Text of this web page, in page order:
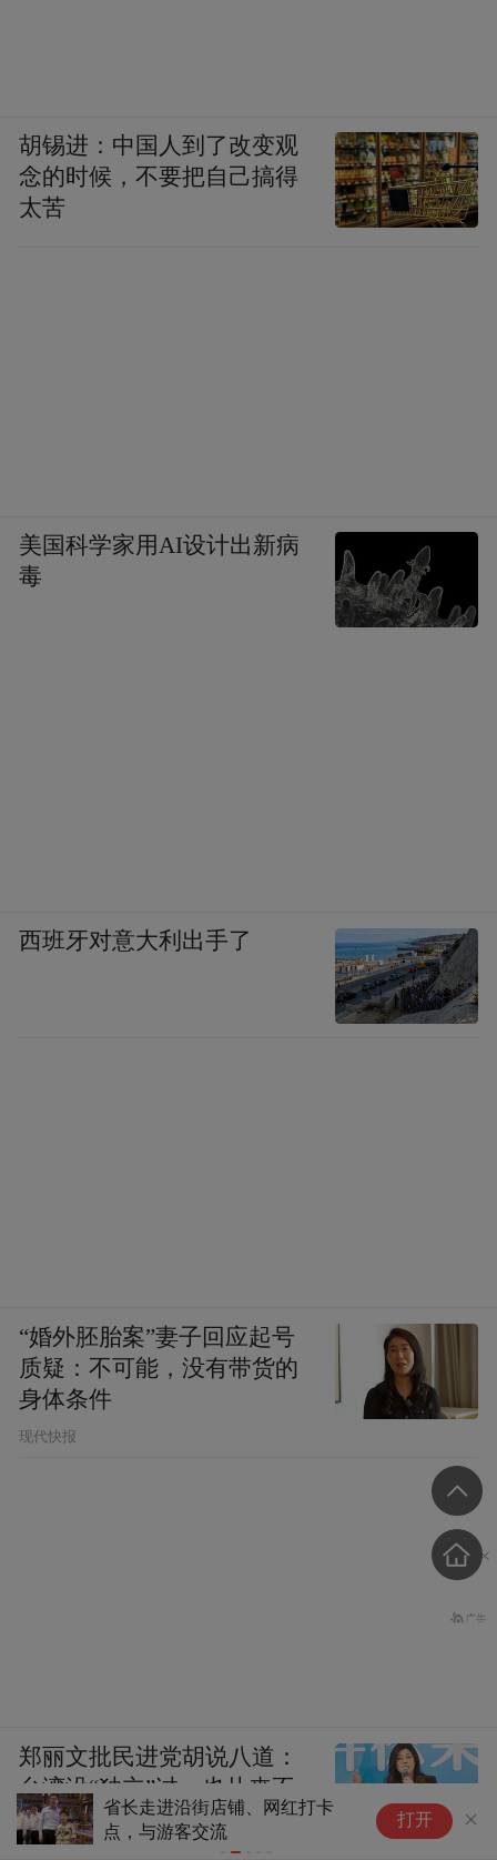
暑期文旅市场稳中有进 沉浸式体验成消费
新趋势
打开
胡锡进：中国人到了改变观
念的时候，不要把自己搞得
太苦
美国科学家用AI设计出新病
毒
西班牙对意大利出手了
“婚外胚胎案”妻子回应起号
质疑：不可能，没有带货的
身体条件
现代快报
郑丽文批民进党胡说八道：
台湾没“独立”过，也从来不
是一个国家